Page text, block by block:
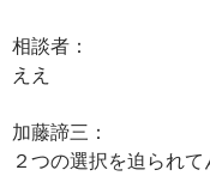
相談者：
ええ
加藤諦三：
２つの選択を迫られて